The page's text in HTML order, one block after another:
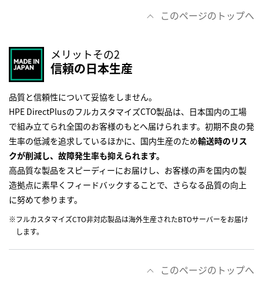
このページのトップへ
メリットその2
信頼の日本生産
品質と信頼性について妥協をしません。
HPE DirectPlusのフルカスタマイズCTO製品は、日本国内の工場
で組み立てられ全国のお客様のもとへ届けられます。初期不良の発
生率の低減を追求しているほかに、国内生産のため輸送時のリス
クが削減し、故障発生率も抑えられます。
高品質な製品をスピーディーにお届けし、お客様の声を国内の製
造拠点に素早くフィードバックすることで、さらなる品質の向上
に努めて参ります。
※フルカスタマイズCTO非対応製品は海外生産されたBTOサーバーをお届け
します。
このページのトップへ